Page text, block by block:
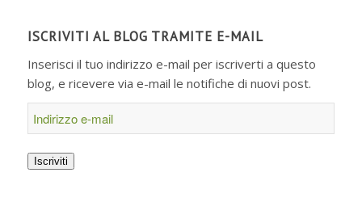
ISCRIVITI AL BLOG TRAMITE E-MAIL
Inserisci il tuo indirizzo e-mail per iscriverti a questo
blog, e ricevere via e-mail le notifiche di nuovi post.
Indirizzo
e-
mail
Iscriviti